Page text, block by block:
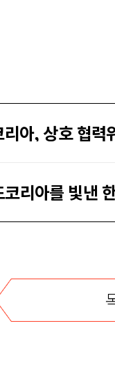
아, 상호 협
리아를 빛낸